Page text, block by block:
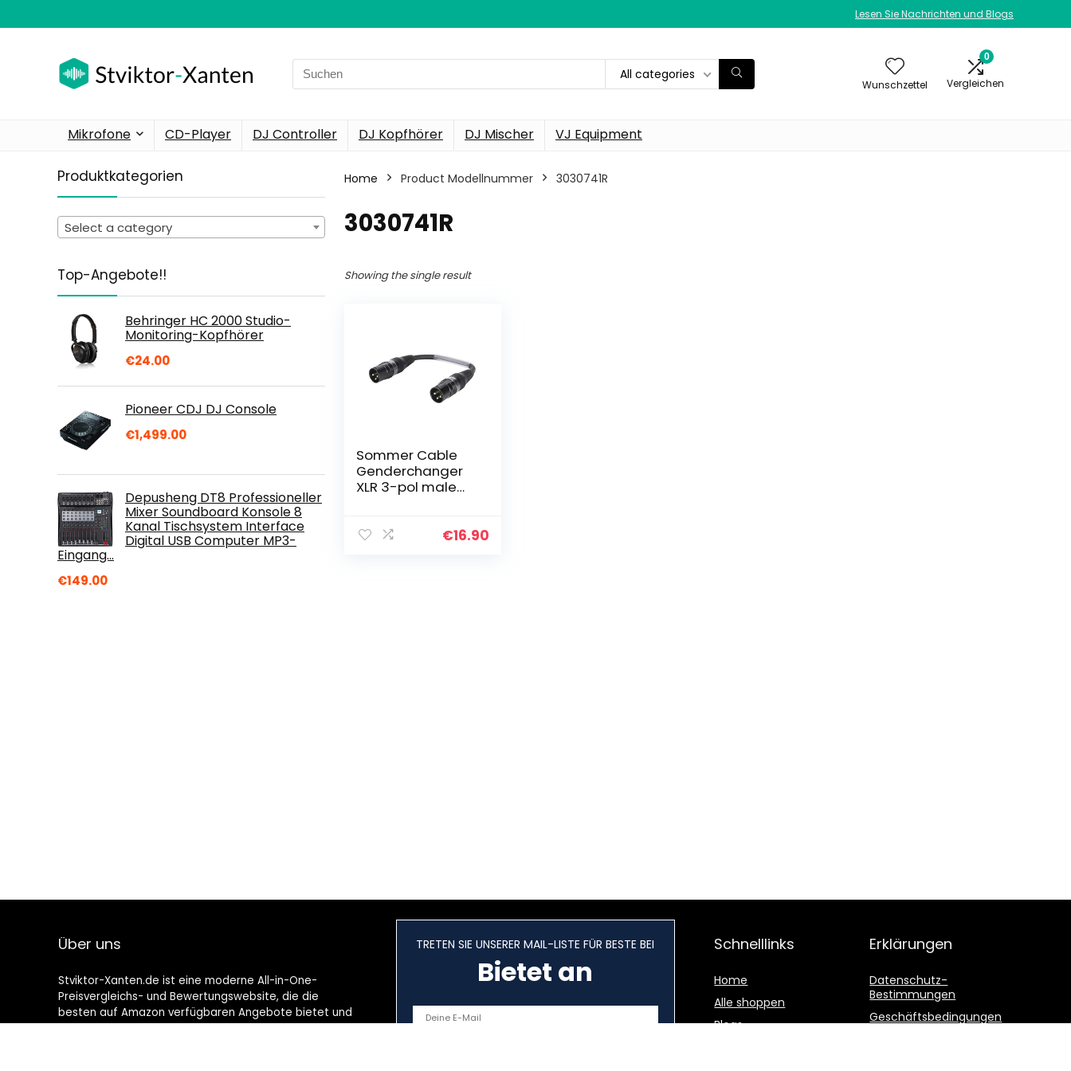
Lesen Sie Nachrichten und Blogs
Search
for:
All categories
Wunschzettel
0
Vergleichen
Mikrofone CD-Player DJ Controller DJ Kopfhörer DJ Mischer VJ Equipment
Produktkategorien
Select a category
Top-Angebote!!
Behringer HC 2000 Studio-
Monitoring-Kopfhörer
€24.00
Pioneer CDJ DJ Console
€1,499.00
Depusheng DT8 Professioneller
Mixer Soundboard Konsole 8
Kanal Tischsystem Interface
Digital USB Computer MP3-
Eingang…
€149.00
Home Product Modellnummer ‎3030741R
‎3030741R
Showing the single result
Sommer Cable
Genderchanger
XLR 3-pol male
Adapterkabel |
€16.90
Über uns
Stviktor-Xanten.de ist eine moderne All-in-One-
Preisvergleichs- und Bewertungswebsite, die die
besten auf Amazon verfügbaren Angebote bietet und
Sie durch die neuesten hinzugefügten Blogs auf dem
TRETEN SIE UNSERER MAIL-LISTE FÜR BESTE BEI
Bietet an
Schnelllinks
Home
Alle shoppen
Blogs
Erklärungen
Datenschutz-
Bestimmungen
Geschäftsbedingungen